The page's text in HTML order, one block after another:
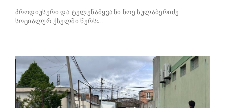
პროდიუსერი და ტელეწამყვანი ნოე სულაბერიძე
სოციალურ ქსელში წერს:...